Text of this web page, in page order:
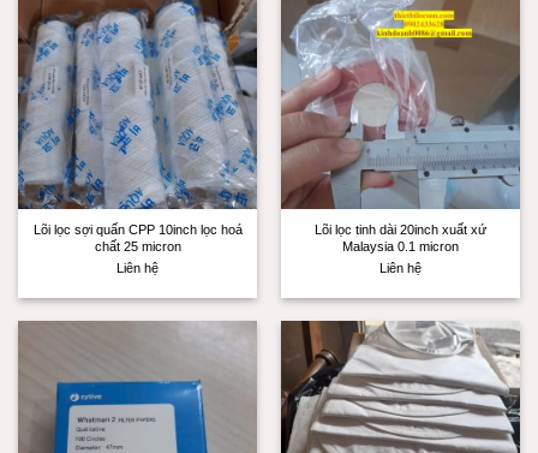
Lõi lọc sợi quấn CPP 10inch lọc hoá
chất 25 micron
Liên hệ
Lõi lọc tinh dài 20inch xuất xứ
Malaysia 0.1 micron
Liên hệ